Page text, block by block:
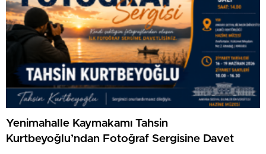
Yenimahalle Kaymakamı Tahsin
Kurtbeyoğlu’ndan Fotoğraf Sergisine Davet